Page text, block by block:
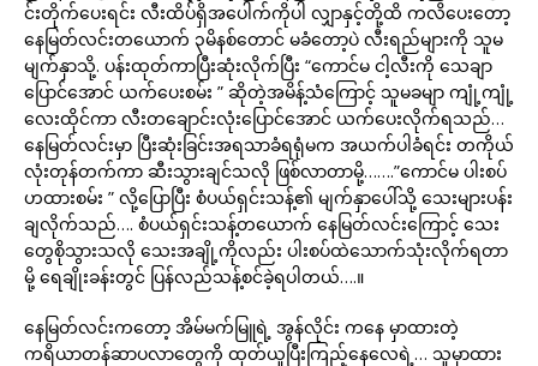
င်းတိုက်ပေးရင်း လီးထိပ်ရှိအပေါက်ကိုပါ လျှာနှင့်တို့ထိ ကလိပေးတော့
နေမြတ်လင်းတယောက် ၃မိနစ်တောင် မခံတော့ပဲ လီးရည်များကို သူမ
မျက်နှာသို့. ပန်းထုတ်ကာပြီးဆုံးလိုက်ပြီး “ကောင်မ ငါ့လီးကို သေချာ
ပြောင်အောင် ယက်ပေးစမ်း ” ဆိုတဲ့အမိန့်သံကြောင့် သူမခမျာ ကျုံ့ကျုံ့
လေးထိုင်ကာ လီးတချောင်းလုံးပြောင်အောင် ယက်ပေးလိုက်ရသည်…
နေမြတ်လင်းမှာ ပြီးဆုံးခြင်းအရသာခံရရုံမက အယက်ပါခံရင်း တကိုယ်
လုံးတုန်တက်ကာ ဆီးသွားချင်သလို ဖြစ်လာတာမို့…….”ကောင်မ ပါးစပ်
ဟထားစမ်း ” လို့ပြောပြီး စံပယ်ရှင်းသန့်၏ မျက်နှာပေါ်သို့ သေးများပန်း
ချလိုက်သည်…. စံပယ်ရှင်းသန့်တယောက် နေမြတ်လင်းကြောင့် သေး
တွေစိုသွားသလို သေးအချို့ကိုလည်း ပါးစပ်ထဲသောက်သုံးလိုက်ရတာ
မို့ ရေချိုးခန်းတွင် ပြန်လည်သန့်စင်ခဲ့ရပါတယ်….။
နေမြတ်လင်းကတော့ အိမ်မက်မြူရဲ့ အွန်လိုင်း ကနေ မှာထားတဲ့
ကရိယာတန်ဆာပလာတွေကို ထုတ်ယူပြီးကြည့်နေလေရဲ့… သူမှာထား